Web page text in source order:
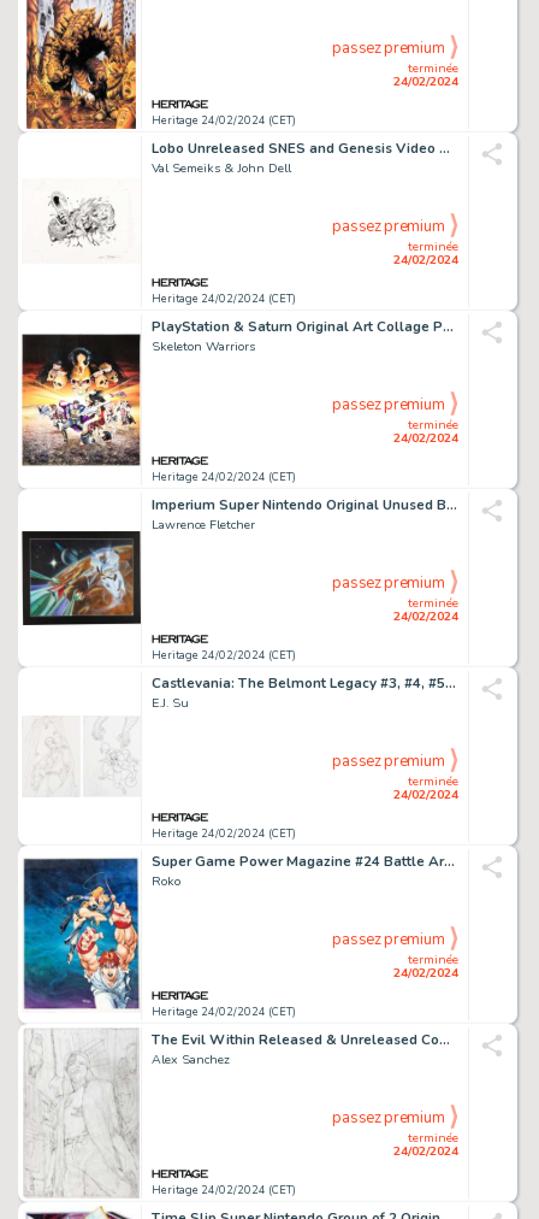
Heritage 24/02/2024 (CET)
terminée
24/02/2024
passez premium
Lobo Unreleased SNES and Genesis Video Game Original Unused Box & Spot Illustration Art (Ocean Software, 1996).
Val Semeiks & John Dell
Heritage 24/02/2024 (CET)
terminée
24/02/2024
passez premium
PlayStation & Saturn Original Art Collage Painting (Playmates, 1996).
Skeleton Warriors
Heritage 24/02/2024 (CET)
terminée
24/02/2024
passez premium
Imperium Super Nintendo Original Unused Box Art (Vic Tokai, 1992).
Lawrence Fletcher
Heritage 24/02/2024 (CET)
terminée
24/02/2024
passez premium
Castlevania: The Belmont Legacy #3, #4, #5 Original Comic Book Cover Art (IDW, 2005).
E.J. Su
Heritage 24/02/2024 (CET)
terminée
24/02/2024
passez premium
Super Game Power Magazine #24 Battle Arena Toshinden 2 Original Magazine Cover Art (Nova Cultural, 1993).
Roko
Heritage 24/02/2024 (CET)
terminée
24/02/2024
passez premium
The Evil Within Released & Unreleased Comic Book Cover Group of 2 Original Art (Titan Comics, 2014).
Alex Sanchez
Heritage 24/02/2024 (CET)
terminée
24/02/2024
passez premium